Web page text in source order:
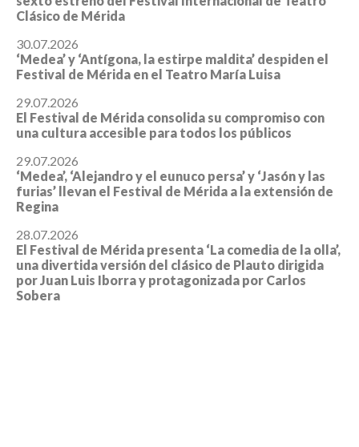
Clásico de Mérida
30.07.2026
‘Medea’ y ‘Antígona, la estirpe maldita’ despiden el
Festival de Mérida en el Teatro María Luisa
29.07.2026
El Festival de Mérida consolida su compromiso con
una cultura accesible para todos los públicos
29.07.2026
‘Medea’, ‘Alejandro y el eunuco persa’ y ‘Jasón y las
furias’ llevan el Festival de Mérida a la extensión de
Regina
28.07.2026
El Festival de Mérida presenta ‘La comedia de la olla’,
una divertida versión del clásico de Plauto dirigida
por Juan Luis Iborra y protagonizada por Carlos
Sobera